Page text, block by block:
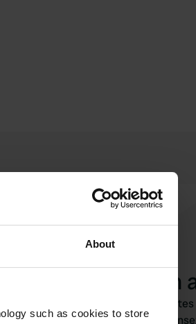
About
such as cookies to store
Ajouter un
Vous êtes déjà venu ici ?
que vous en